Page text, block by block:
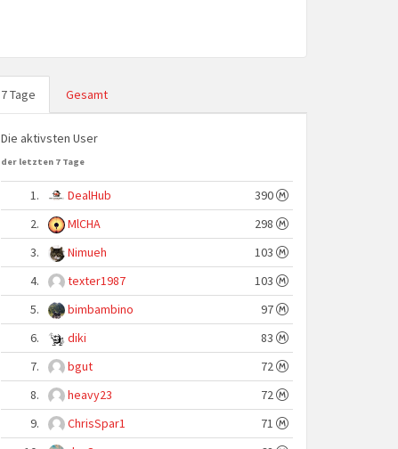
7 Tage Gesamt
Die aktivsten User
der letzten 7 Tage
1. DealHub
390
2.
MlCHA
298
3.
Nimueh
103
4.
texter1987
103
5.
bimbambino
97
6.
diki
83
7.
bgut
72
8.
heavy23
72
9.
ChrisSpar1
71